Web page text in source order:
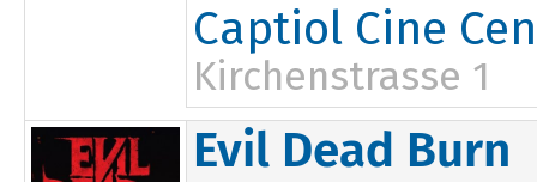
Captiol Cine
Kirchenstrasse 1
Evil Dead Burn